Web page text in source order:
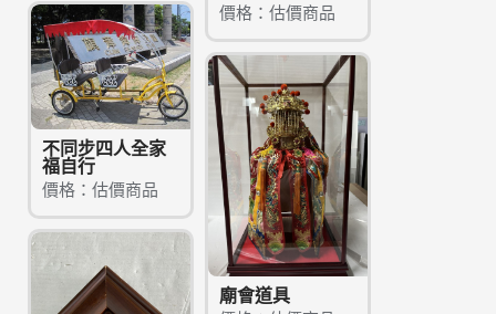
價格：估價商品
不同步四人全家
福自行
價格：估價商品
廟會道具